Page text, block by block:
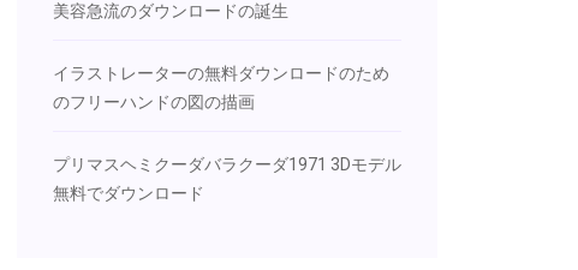
美容急流のダウンロードの誕生
イラストレーターの無料ダウンロードのため
のフリーハンドの図の描画
プリマスヘミクーダバラクーダ1971 3Dモデル
無料でダウンロード